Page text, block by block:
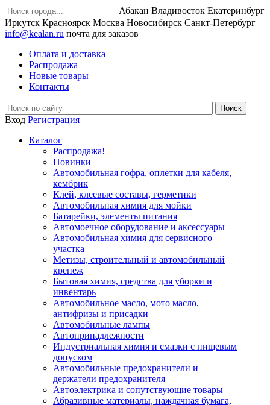
Абакан Владивосток Екатеринбург
Иркутск Красноярск Москва Новосибирск Санкт-Петербург
info@kealan.ru почта для заказов
Оплата и доставка
Распродажа
Новые товары
Контакты
Вход Регистрация
Каталог
Распродажа!
Новинки
Автомобильная гофра, оплетки для кабеля,
кембрик
Клей, клеевые составы, герметики
Автомобильная химия для мойки
Батарейки, элементы питания
Автомоечное оборудование и аксессуары
Автомобильная химия для сервисного
участка
Метизы, строительный и автомобильный
крепеж
Бытовая химия, средства для уборки и
инвентарь
Автомобильное масло, мото масло,
антифризы и присадки
Автомобильные лампы
Автопринадлежности
Индустриальная химия и смазки с пищевым
допуском
Автомобильные предохранители и
держатели предохранителя
Автоэлектрика и сопутствующие товары
Абразивные материалы, наждачная бумага,